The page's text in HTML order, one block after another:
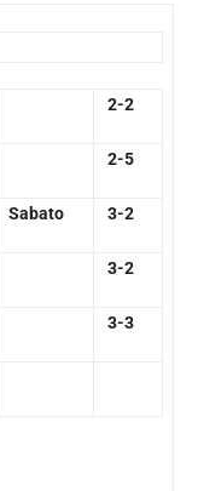
2-2
2-5
Sabato 3-2
3-2
3-3